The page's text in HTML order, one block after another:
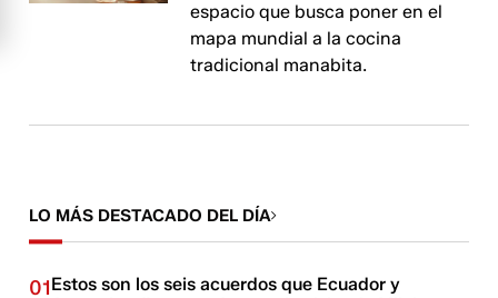
espacio que busca poner en el
mapa mundial a la cocina
tradicional manabita.
LO MÁS DESTACADO DEL DÍA
01Estos son los seis acuerdos que Ecuador y